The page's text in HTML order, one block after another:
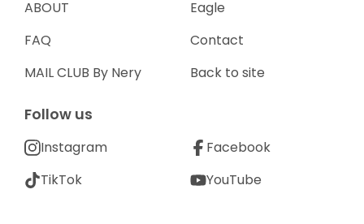
ABOUT
FAQ
MAIL CLUB By Nery
Eagle
Contact
Back to site
Follow us
Instagram
TikTok
Facebook
YouTube